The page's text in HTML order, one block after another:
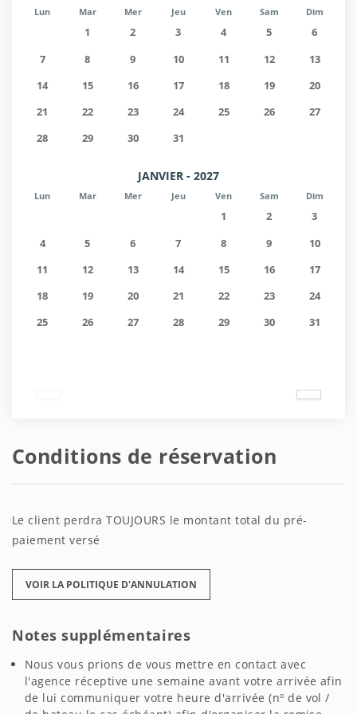
Lun Mar Mer Jeu Ven Sam Dim
1 2 3 4 5
6
7
8 9 10 11 12
13
14
15 16 17 18 19
20
21
22 23 24 25 26
27
28
29 30 31
JANVIER - 2027
Lun Mar Mer Jeu Ven Sam Dim
1 2
3
4
5 6 7 8 9
10
11
12 13 14 15 16
17
18
19 20 21 22 23
24
25
26 27 28 29 30 31
Conditions de réservation
Le client perdra TOUJOURS le montant total du pré-
paiement versé
VOIR LA POLITIQUE D'ANNULATION
Notes supplémentaires
Nous vous prions de vous mettre en contact avec
l'agence réceptive une semaine avant votre arrivée afin
de lui communiquer votre heure d'arrivée (nº de vol /